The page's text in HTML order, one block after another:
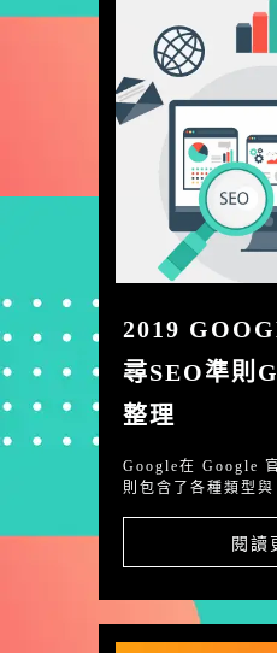
2019
尋SEO準則
整理
Google在 Google
則包含了各種類型
閱讀